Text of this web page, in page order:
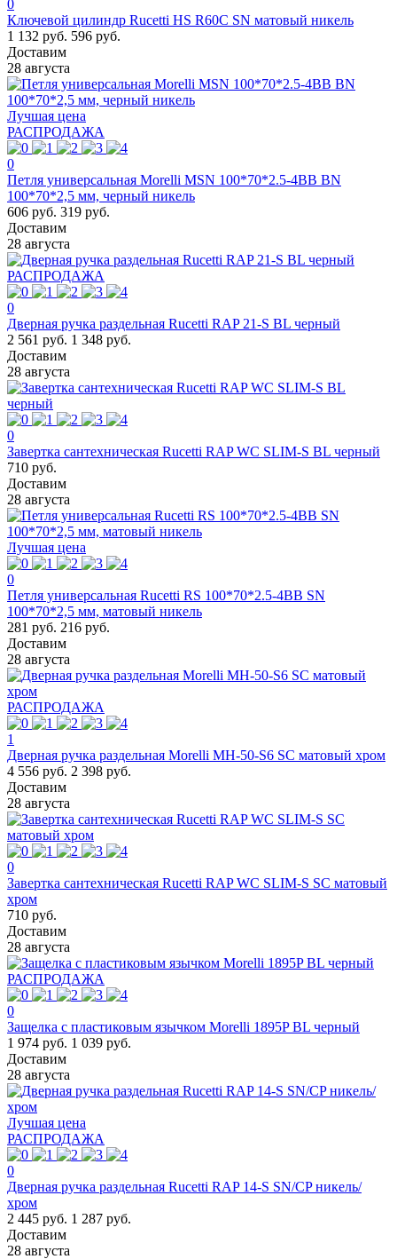
0
Ключевой цилиндр Rucetti HS R60C SN матовый никель
1 132 руб. 596 руб.
Доставим
28 августа
Лучшая цена
РАСПРОДАЖА
0
Петля универсальная Morelli MSN 100*70*2.5-4BB BN
100*70*2,5 мм, черный никель
606 руб. 319 руб.
Доставим
28 августа
РАСПРОДАЖА
0
Дверная ручка раздельная Rucetti RAP 21-S BL черный
2 561 руб. 1 348 руб.
Доставим
28 августа
0
Завертка сантехническая Rucetti RAP WC SLIM-S BL черный
710 руб.
Доставим
28 августа
Лучшая цена
0
Петля универсальная Rucetti RS 100*70*2.5-4BB SN
100*70*2,5 мм, матовый никель
281 руб. 216 руб.
Доставим
28 августа
РАСПРОДАЖА
1
Дверная ручка раздельная Morelli MH-50-S6 SC матовый хром
4 556 руб. 2 398 руб.
Доставим
28 августа
0
Завертка сантехническая Rucetti RAP WC SLIM-S SC матовый
хром
710 руб.
Доставим
28 августа
РАСПРОДАЖА
0
Защелка с пластиковым язычком Morelli 1895P BL черный
1 974 руб. 1 039 руб.
Доставим
28 августа
Лучшая цена
РАСПРОДАЖА
0
Дверная ручка раздельная Rucetti RAP 14-S SN/CP никель/
хром
2 445 руб. 1 287 руб.
Доставим
28 августа